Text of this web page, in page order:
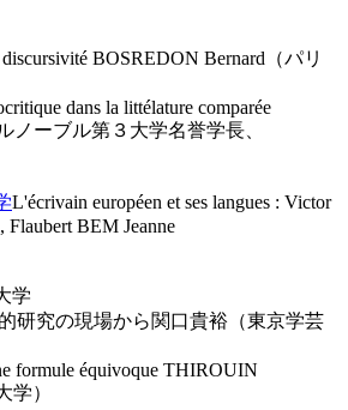
discursivité BOSREDON Bernard（パリ
dans la littélature comparée
ノーブル第３大学名誉学長、
L'écrivain européen et ses langues : Victor
Flaubert BEM Jeanne
学
研究の現場から関口貴裕（東京学芸
formule équivoque THIROUIN
学）